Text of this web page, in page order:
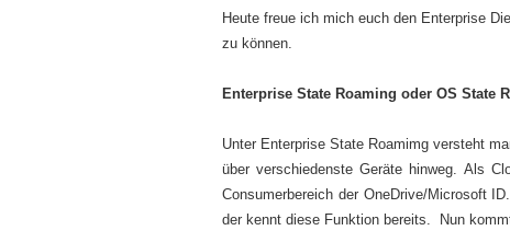
Heute freue ich mich euch den Enterprise
zu können.
Enterprise State Roaming oder OS State
Unter Enterprise State Roamimg versteht
über verschiedenste Geräte hinweg. Als
Consumerbereich der OneDrive/Microsoft
der kennt diese Funktion bereits. Nun